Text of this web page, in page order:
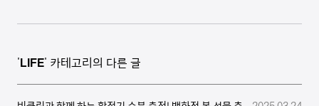
'LIFE' 카테고리의 다른 글